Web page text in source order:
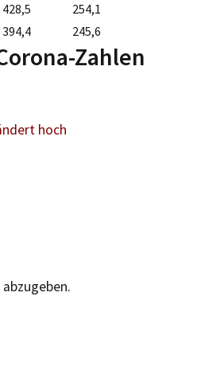
428,5
254,1
394,4 245,6
Zahlen
hoch